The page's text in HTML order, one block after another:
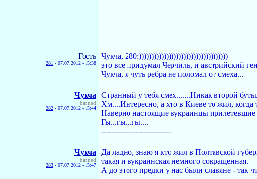
Гость
281 - 07.07.2012 - 15:38
Чукча, 280:))))))))))))))))))))))))))))))))))))
это все придумал Черчиль, и австрийский
Чукча, я чуть ребра не поломал от смеха...
Чукча
banned
282 - 07.07.2012 - 15:44
Странный у тебя смех.......Никак второй
Хм....Интересно, а хто в Киеве то жил, когда
Наверно настоящие вукраинцы
Гы...гы...гы....
----------------------------
Чукча
banned
283 - 07.07.2012 - 15:47
Да ладно, знаю я кто жил в Полтавской
такая и вукраинская немного сокращенная.
А до этого предки у нас были славяне - так